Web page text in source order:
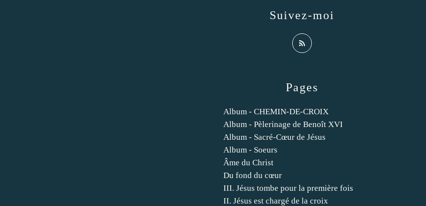
Pages
Album - CHEMIN-DE-CROIX
Album - Pèlerinage de Benoît XVI
Album - Sacré-Cœur de Jésus
Album - Soeurs
Âme du Christ
Du fond du cœur
III. Jésus tombe pour la première fois
II. Jésus est chargé de la croix
Suivez-moi